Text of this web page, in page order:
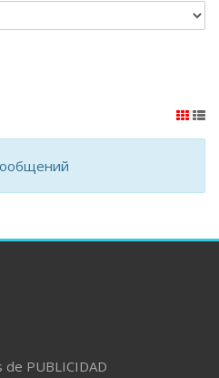
PUBLICIDAD